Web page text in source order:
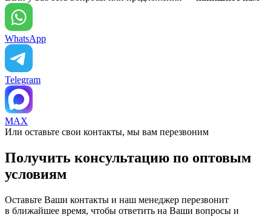
WhatsApp
Telegram
MAX
Или оставьте свои контакты, мы вам перезвоним
Получить консультацию по оптовым
условиям
Оставьте Ваши контакты и наш менеджер перезвонит
в ближайшее время, чтобы ответить на Ваши вопросы и